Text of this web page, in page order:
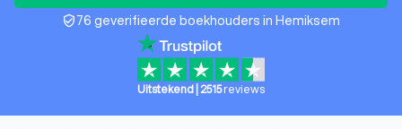
verified_user76 geverifieerde boekhouders in Hemiksem
Uitstekend 2515reviews